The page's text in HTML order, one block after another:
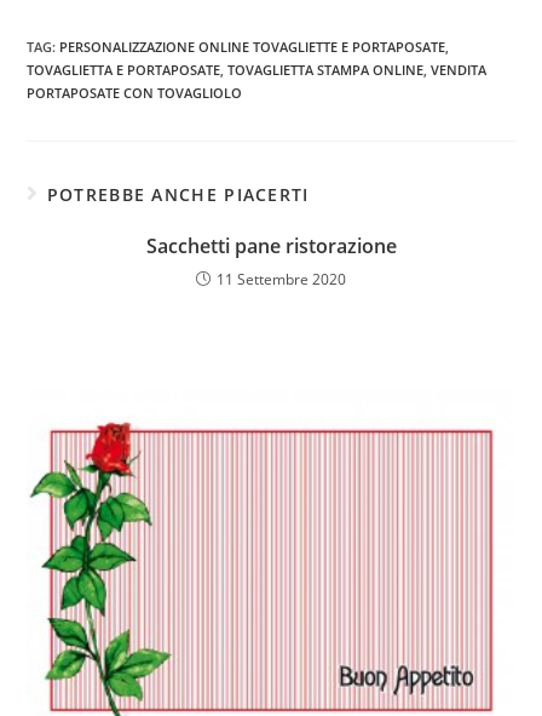
TAG: PERSONALIZZAZIONE ONLINE TOVAGLIETTE E PORTAPOSATE
TOVAGLIETTA E PORTAPOSATE TOVAGLIETTA STAMPA ONLINE VENDITA
PORTAPOSATE CON TOVAGLIOLO
POTREBBE ANCHE PIACERTI
Sacchetti pane ristorazione
11 Settembre 2020